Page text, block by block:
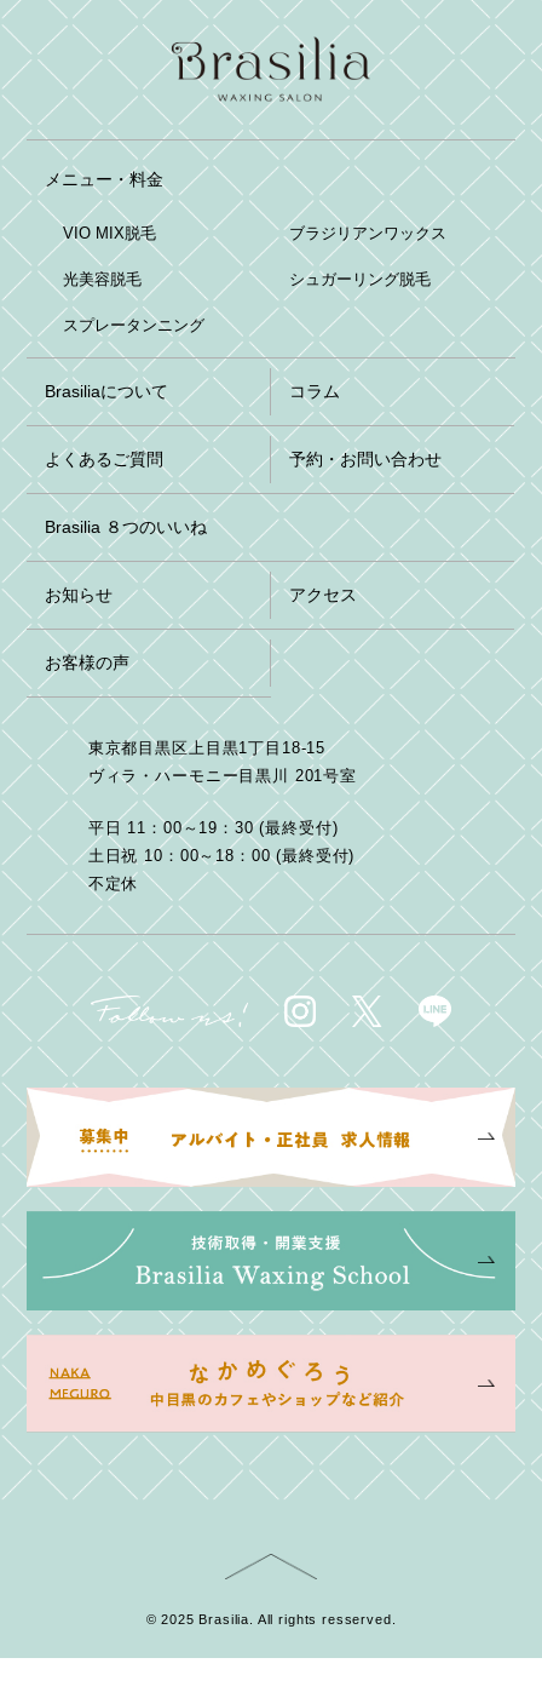
メニュー・料金
VIO MIX脱毛 ブラジリアンワックス
光美容脱毛 シュガーリング脱毛
スプレータンニング
Brasiliaについて コラム
よくあるご質問 予約・お問い合わせ
Brasilia ８つのいいね
お知らせ アクセス
お客様の声
東京都目黒区上目黒1丁目18-15
ヴィラ・ハーモニー目黒川 201号室
平日 11：00～19：30 (最終受付)
土日祝 10：00～18：00 (最終受付)
不定休
© 2025 Brasilia. All rights resserved.